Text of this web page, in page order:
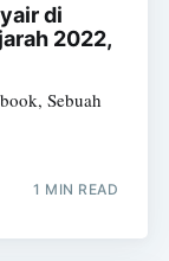
di
2022,
Sebuah
1 MIN READ